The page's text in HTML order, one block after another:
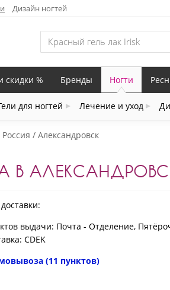
Дизайн ногтей
скидки % Бренды Ногти
для ногтей Лечение и уход
Россия Александровск
В
выдачи: Почта - Отделение,
CDEK
(11 пунктов)